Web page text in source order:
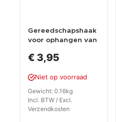
Gereedschapshaak
voor ophangen van
gereedschapsbord
€ 3,95
Niet op voorraad
Gewicht: 0.16kg
Incl. BTW / Excl.
Verzendkosten